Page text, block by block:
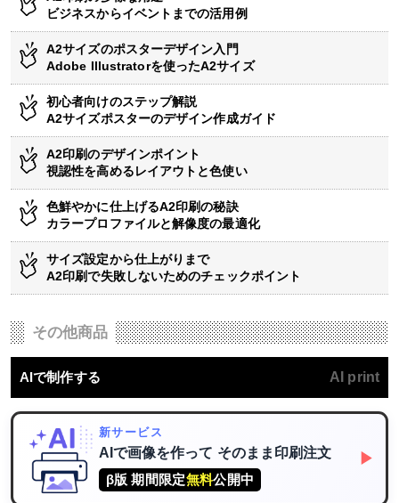
ビジネスからイベントまでの活用例
A2サイズのポスターデザイン入門
Adobe Illustratorを使ったA2サイズ
初心者向けのステップ解説
A2サイズポスターのデザイン作成ガイド
A2印刷のデザインポイント
視認性を高めるレイアウトと色使い
色鮮やかに仕上げるA2印刷の秘訣
カラープロファイルと解像度の最適化
サイズ設定から仕上がりまで
A2印刷で失敗しないためのチェックポイント
その他商品
AIで制作する AI print
新サービス
AIで画像を作って そのまま印刷注文
β版 期間限定無料公開中
▶